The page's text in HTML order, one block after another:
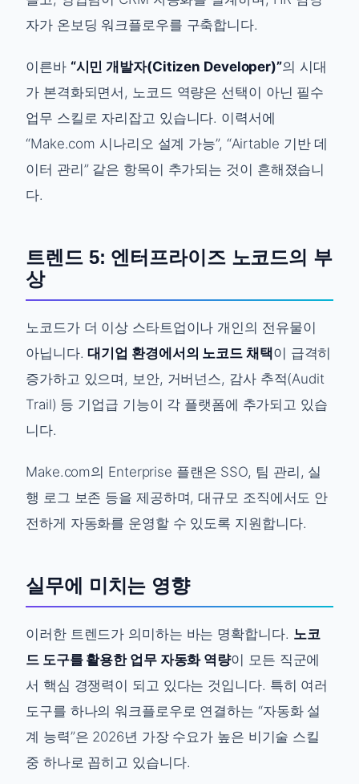
자가 온보딩 워크플로우를 구축합니다.
이른바 “시민 개발자(Citizen Developer)”의 시대
가 본격화되면서, 노코드 역량은 선택이 아닌 필수
업무 스킬로 자리잡고 있습니다. 이력서에
“Make.com 시나리오 설계 가능”, “Airtable 기반 데
이터 관리” 같은 항목이 추가되는 것이 흔해졌습니
다.
트렌드 5: 엔터프라이즈 노코드의 부
상
노코드가 더 이상 스타트업이나 개인의 전유물이
아닙니다.대기업 환경에서의 노코드 채택이 급격히
증가하고 있으며, 보안, 거버넌스, 감사 추적(Audit
Trail) 등 기업급 기능이 각 플랫폼에 추가되고 있습
니다.
Make.com의 Enterprise 플랜은 SSO, 팀 관리, 실
행 로그 보존 등을 제공하며, 대규모 조직에서도 안
전하게 자동화를 운영할 수 있도록 지원합니다.
실무에 미치는 영향
이러한 트렌드가 의미하는 바는 명확합니다. 노코
드 도구를 활용한 업무 자동화 역량이 모든 직군에
서 핵심 경쟁력이 되고 있다는 것입니다. 특히 여러
도구를 하나의 워크플로우로 연결하는 “자동화 설
계 능력”은 2026년 가장 수요가 높은 비기술 스킬
중 하나로 꼽히고 있습니다.